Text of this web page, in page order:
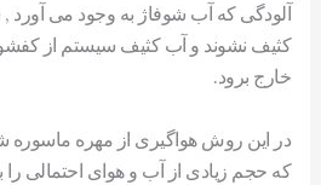
آلودگی که آب شوفاژ به وجود می آورد ,
کثیف نشوند و آب کثیف سیستم از
خارج برود.
در این روش هواگیری از مهره ماسوره
که حجم زیادی از آب و هوای احتمالی را